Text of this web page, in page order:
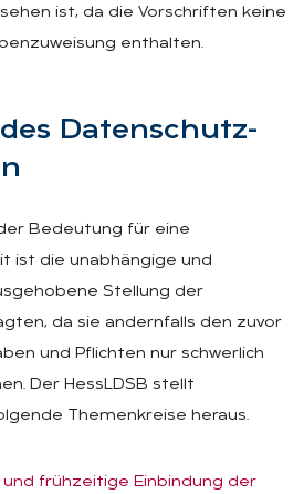
ist, da die Vorschriften keine
enthalten.
Da­ten­schutz­
Bedeutung für eine
ist die unabhängige und
Stellung der
da sie andernfalls den zuvor
und Pflichten nur schwerlich
Der HessLDSB stellt
Themenkreise heraus.
frühzeitige Einbindung der